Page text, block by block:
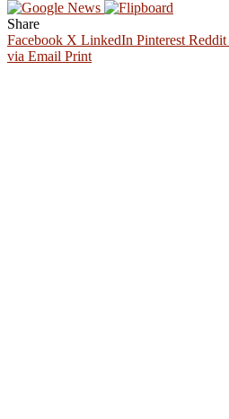
Share
Facebook X LinkedIn Pinterest Reddit
via Email Print